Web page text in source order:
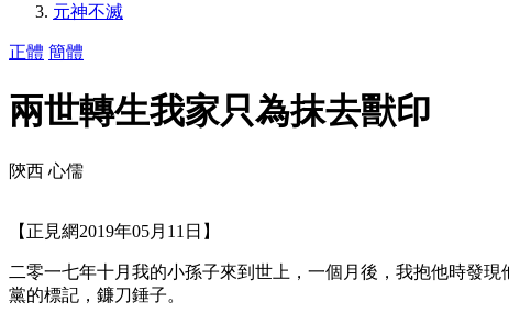
元神不滅
正體 簡體
兩世轉生我家只為抹去獸印
陝西 心儒
【正見網2019年05月11日】
二零一七年十月我的小孫子來到世上，一個月後，我抱他時發
黨的標記，鐮刀錘子。